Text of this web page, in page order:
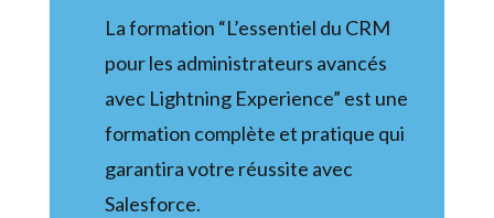
La formation “L’essentiel du CRM
pour les administrateurs avancés
avec Lightning Experience” est une
formation complète et pratique qui
garantira votre réussite avec
Salesforce.